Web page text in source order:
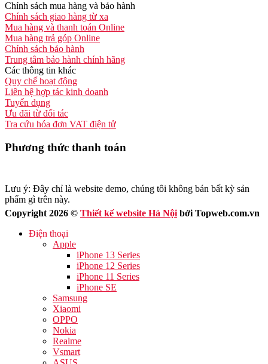
Chính sách mua hàng và bảo hành
Chính sách giao hàng từ xa
Mua hàng và thanh toán Online
Mua hàng trả góp Online
Chính sách bảo hành
Trung tâm bảo hành chính hãng
Các thông tin khác
Quy chế hoạt động
Liên hệ hợp tác kinh doanh
Tuyển dụng
Ưu đãi từ đối tác
Tra cứu hóa đơn VAT điện tử
Phương thức thanh toán
Lưu ý: Đây chỉ là website demo, chúng tôi không bán bất kỳ sản
phẩm gì trên này.
Copyright 2026 © Thiết kế website Hà Nội bởi Topweb.com.vn
Điện thoại
Apple
iPhone 13 Series
iPhone 12 Series
iPhone 11 Series
iPhone SE
Samsung
Xiaomi
OPPO
Nokia
Realme
Vsmart